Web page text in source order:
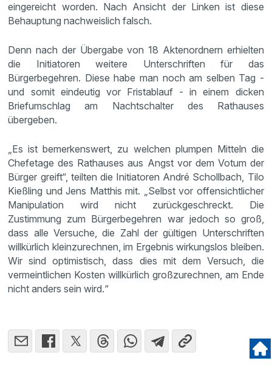
eingereicht worden. Nach Ansicht der Linken ist diese
Behauptung nachweislich falsch.
Denn nach der Übergabe von 18 Aktenordnern erhielten
die Initiatoren weitere Unterschriften für das
Bürgerbegehren. Diese habe man noch am selben Tag -
und somit eindeutig vor Fristablauf - in einem dicken
Briefumschlag am Nachtschalter des Rathauses
übergeben.
„Es ist bemerkenswert, zu welchen plumpen Mitteln die
Chefetage des Rathauses aus Angst vor dem Votum der
Bürger greift“, teilten die Initiatoren André Schollbach, Tilo
Kießling und Jens Matthis mit. „Selbst vor offensichtlicher
Manipulation wird nicht zurückgeschreckt. Die
Zustimmung zum Bürgerbegehren war jedoch so groß,
dass alle Versuche, die Zahl der gültigen Unterschriften
willkürlich kleinzurechnen, im Ergebnis wirkungslos bleiben.
Wir sind optimistisch, dass dies mit dem Versuch, die
vermeintlichen Kosten willkürlich großzurechnen, am Ende
nicht anders sein wird.“